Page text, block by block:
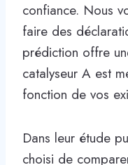
confiance. Nous
faire des
prédiction offre
catalyseur A est
fonction de vos
Dans leur étude
choisi de